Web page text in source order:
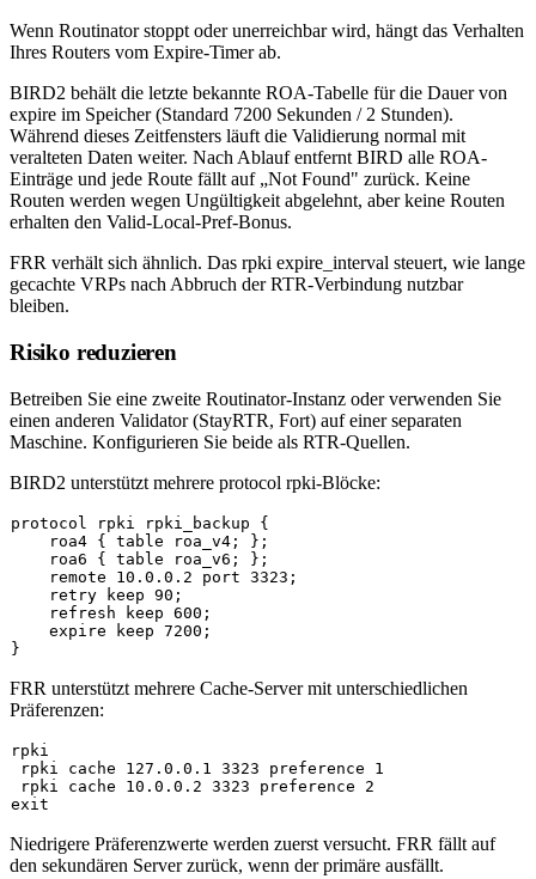
Wenn Routinator stoppt oder unerreichbar wird, hängt das Verhalten
Ihres Routers vom Expire-Timer ab.
BIRD2 behält die letzte bekannte ROA-Tabelle für die Dauer von
expire im Speicher (Standard 7200 Sekunden / 2 Stunden).
Während dieses Zeitfensters läuft die Validierung normal mit
veralteten Daten weiter. Nach Ablauf entfernt BIRD alle ROA-
Einträge und jede Route fällt auf „Not Found" zurück. Keine
Routen werden wegen Ungültigkeit abgelehnt, aber keine Routen
erhalten den Valid-Local-Pref-Bonus.
FRR verhält sich ähnlich. Das rpki expire_interval steuert, wie lange
gecachte VRPs nach Abbruch der RTR-Verbindung nutzbar
bleiben.
Risiko reduzieren
Betreiben Sie eine zweite Routinator-Instanz oder verwenden Sie
einen anderen Validator (StayRTR, Fort) auf einer separaten
Maschine. Konfigurieren Sie beide als RTR-Quellen.
BIRD2 unterstützt mehrere protocol rpki-Blöcke:
protocol rpki rpki_backup {
    roa4 { table roa_v4; };
    roa6 { table roa_v6; };
    remote 10.0.0.2 port 3323;
    retry keep 90;
    refresh keep 600;
    expire keep 7200;
FRR unterstützt mehrere Cache-Server mit unterschiedlichen
Präferenzen:
rpki
rpki cache 127.0.0.1 3323 preference 1
rpki cache 10.0.0.2 3323 preference 2
Niedrigere Präferenzwerte werden zuerst versucht. FRR fällt auf
den sekundären Server zurück, wenn der primäre ausfällt.